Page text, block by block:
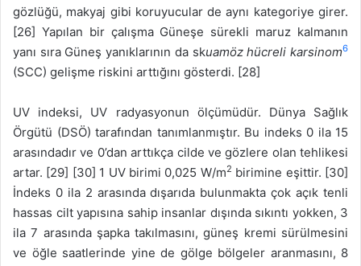
gözlüğü, makyaj gibi koruyucular de aynı kategoriye girer.
[26] Yapılan bir çalışma Güneşe sürekli maruz kalmanın
yanı sıra Güneş yanıklarının da skuamöz hücreli karsinom6
(SCC) gelişme riskini arttığını gösterdi. [28]
UV indeksi, UV radyasyonun ölçümüdür. Dünya Sağlık
Örgütü (DSÖ) tarafından tanımlanmıştır. Bu indeks 0 ila 15
arasındadır ve 0’dan arttıkça cilde ve gözlere olan tehlikesi
artar. [29] [30] 1 UV birimi 0,025 W/m2 birimine eşittir. [30]
İndeks 0 ila 2 arasında dışarıda bulunmakta çok açık tenli
hassas cilt yapısına sahip insanlar dışında sıkıntı yokken, 3
ila 7 arasında şapka takılmasını, güneş kremi sürülmesini
ve öğle saatlerinde yine de gölge bölgeler aranmasını, 8